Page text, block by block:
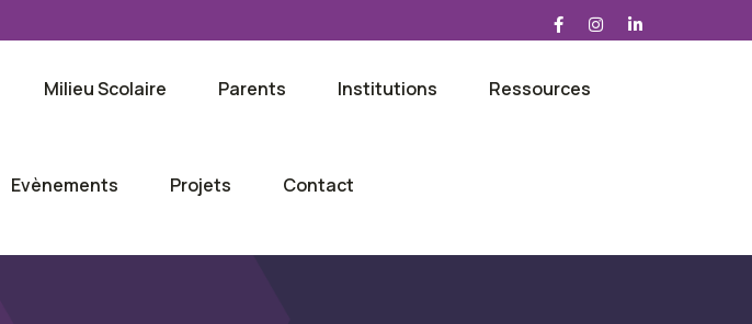
Milieu Scolaire Parents Institutions Ressources
Evènements Projets Contact